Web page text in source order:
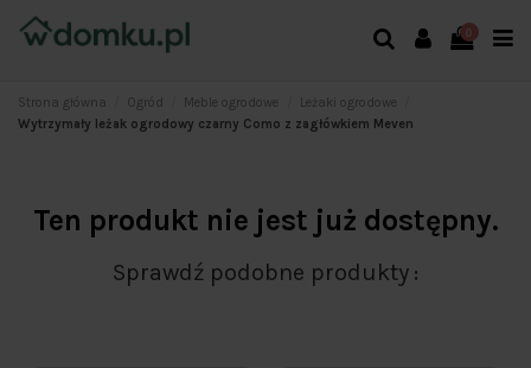
Strona główna Ogród Meble ogrodowe
Leżaki ogrodowe
Wytrzymały leżak ogrodowy czarny Como z zagłówkiem Meven
Ten produkt nie jest już dostępny.
Sprawdź podobne produkty